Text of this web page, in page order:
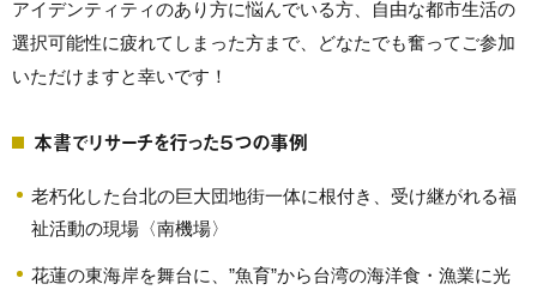
アイデンティティのあり方に悩んでいる方、自由な都市生活の
選択可能性に疲れてしまった方まで、どなたでも奮ってご参加
いただけますと幸いです！
本書でリサーチを行った５つの事例
老朽化した台北の巨大団地街一体に根付き、受け継がれる福
祉活動の現場〈南機場〉
花蓮の東海岸を舞台に、”魚育”から台湾の海洋食・漁業に光